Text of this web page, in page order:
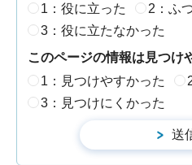
1：役に立った
2：ふ
3：役に立たなかった
このページの情報は見つけ
1：見つけやすかった
3：見つけにくかった